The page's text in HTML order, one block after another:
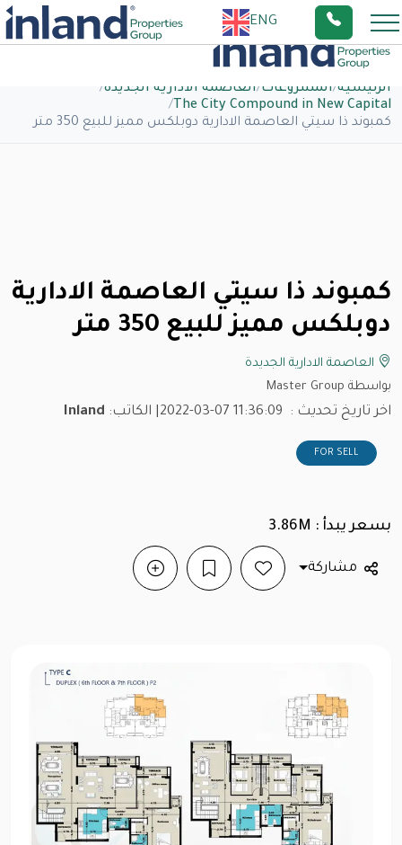
ENG
الرئيسية/المشروعات/العاصمة الادارية الجديدة/
The City Compound in New Capital
/
كمبوند ذا سيتي العاصمة الادارية دوبلكس مميز للبيع 350 متر
كمبوند ذا سيتي العاصمة الادارية
دوبلكس مميز للبيع 350 متر
العاصمة الادارية الجديدة
بواسطة Master Group
اخر تاريخ تحديث : 2022-03-07 11:36:09 | الكاتب: Inland
FOR SELL
بسعر يبدأ : 3.86M
مشاركة